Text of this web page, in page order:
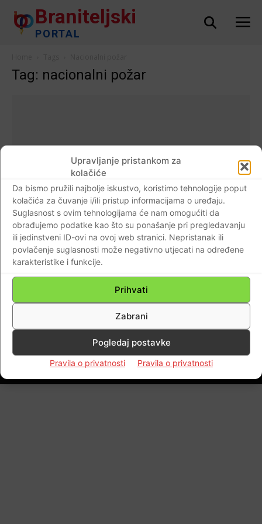
Upravljanje pristankom za
kolačiće
Da bismo pružili najbolje iskustvo, koristimo tehnologije poput
kolačića za čuvanje i/ili pristup informacijama o uređaju.
Suglasnost s ovim tehnologijama će nam omogućiti da
obrađujemo podatke kao što su ponašanje pri pregledavanju
ili jedinstveni ID-ovi na ovoj web stranici. Nepristanak ili
povlačenje suglasnosti može negativno utjecati na određene
karakteristike i funkcije.
Prihvati
Zabrani
Pogledaj postavke
Pravila o privatnosti Pravila o privatnosti
Braniteljski
PORTAL
Tag: nacionalni požar
Hrvatska
Gaseći antifa vatrice, Plenković potpaljuje
nekontrolirani nacionalni požar
Kontaktirajte nas Pravila o privatnosti
© Newspaper WordPress Theme by TagDiv